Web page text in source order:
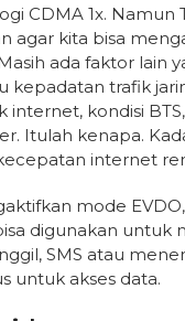
CDMA 1x. Namun
agar kita bisa
ada faktor lain
kepadatan trafik
internet, kondisi
Itulah kenapa.
internet
mode
digunakan untuk
SMS atau
untuk akses data.